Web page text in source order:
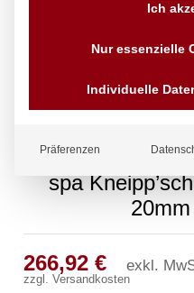
spa
266,92€ exkl.
zzgl.Versandkosten
Ich
Nur essenzielle
Individuelle
Präferenzen